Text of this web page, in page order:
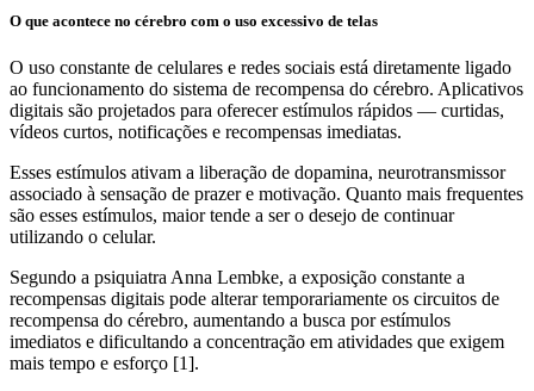
O que acontece no cérebro com o uso excessivo de telas
O uso constante de celulares e redes sociais está diretamente ligado
ao funcionamento do sistema de recompensa do cérebro. Aplicativos
digitais são projetados para oferecer estímulos rápidos — curtidas,
vídeos curtos, notificações e recompensas imediatas.
Esses estímulos ativam a liberação de dopamina, neurotransmissor
associado à sensação de prazer e motivação. Quanto mais frequentes
são esses estímulos, maior tende a ser o desejo de continuar
utilizando o celular.
Segundo a psiquiatra Anna Lembke, a exposição constante a
recompensas digitais pode alterar temporariamente os circuitos de
recompensa do cérebro, aumentando a busca por estímulos
imediatos e dificultando a concentração em atividades que exigem
mais tempo e esforço [1].